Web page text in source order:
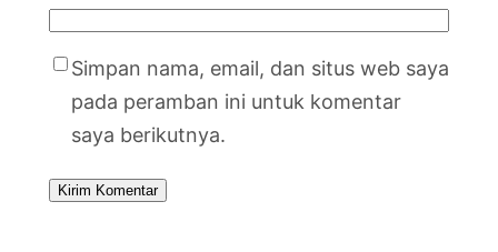
Simpan nama, email, dan situs web saya
pada peramban ini untuk komentar
saya berikutnya.